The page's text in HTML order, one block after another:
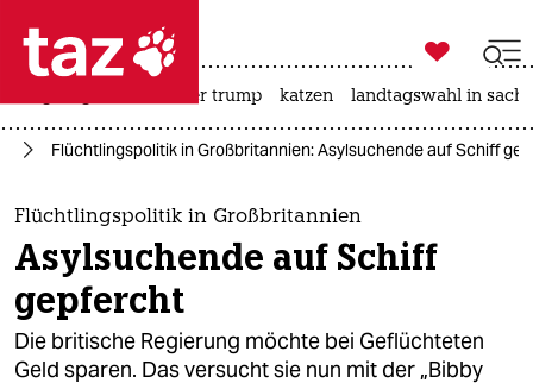
 taz zahl ich
taz zahl ich
themen
politik
öko

taz zahl ich
usa unter trump katzen landtagswahl in
Flüchtlingspolitik in Großbritannien: Asylsuchende auf Schiff
Flüchtlingspolitik in Großbritannien
Asylsuchende auf Schiff
gepfercht
Die britische Regierung möchte bei Geflüchteten
Geld sparen. Das versucht sie nun mit der „Bibby